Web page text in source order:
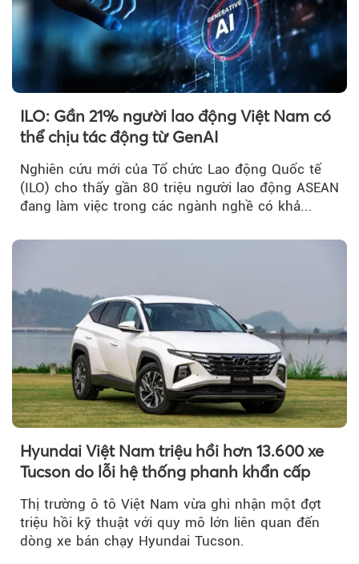
ILO: Gần 21% người lao động Việt Nam có
thể chịu tác động từ GenAI
Nghiên cứu mới của Tổ chức Lao động Quốc tế
(ILO) cho thấy gần 80 triệu người lao động ASEAN
đang làm việc trong các ngành nghề có khả...
Hyundai Việt Nam triệu hồi hơn 13.600 xe
Tucson do lỗi hệ thống phanh khẩn cấp
Thị trường ô tô Việt Nam vừa ghi nhận một đợt
triệu hồi kỹ thuật với quy mô lớn liên quan đến
dòng xe bán chạy Hyundai Tucson.